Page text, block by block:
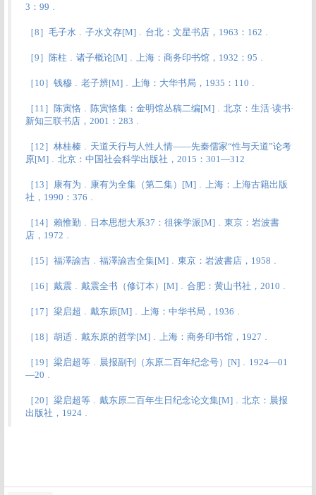
3：99﹒
［8］毛子水﹒子水文存[M]﹒台北：文星书店，1963：162﹒
［9］陈柱﹒诸子概论[M]﹒上海：商务印书馆，1932：95﹒
［10］钱穆﹒老子辨[M]﹒上海：大华书局，1935：110﹒
［11］陈寅恪﹒陈寅恪集：金明馆丛稿二编[M]﹒北京：生活·读书·
新知三联书店，2001：283﹒
［12］林桂榛﹒天道天行与人性人情——先秦儒家“性与天道”论考
原[M]﹒北京：中国社会科学出版社，2015：301—312
［13］康有为﹒康有为全集（第二集）[M]﹒上海：上海古籍出版
社，1990：376﹒
［14］賴惟勤﹒日本思想大系37：徂徕学派[M]﹒東京：岩波書
店，1972﹒
［15］福澤諭吉﹒福澤諭吉全集[M]﹒東京：岩波書店，1958﹒
［16］戴震﹒戴震全书（修订本）[M]﹒合肥：黄山书社，2010﹒
［17］梁启超﹒戴东原[M]﹒上海：中华书局，1936﹒
［18］胡适﹒戴东原的哲学[M]﹒上海：商务印书馆，1927﹒
［19］梁启超等﹒晨报副刊（东原二百年纪念号）[N]﹒1924—01
—20﹒
［20］梁启超等﹒戴东原二百年生日纪念论文集[M]﹒北京：晨报
出版社，1924﹒